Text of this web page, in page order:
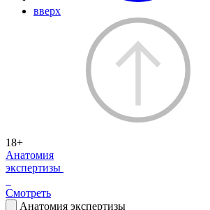
вверх
18+
Анатомия
экспертизы
Смотреть
Анатомия экспертизы